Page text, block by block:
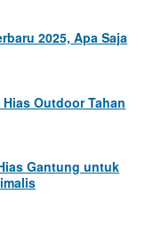
2025, Apa Saja
Outdoor Tahan
Gantung untuk